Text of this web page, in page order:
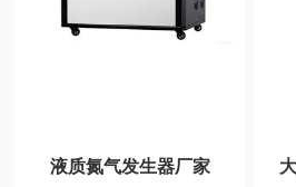
液质氮气发生器厂家